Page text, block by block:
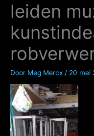
leiden
Door Meg Mercx / 20 mei